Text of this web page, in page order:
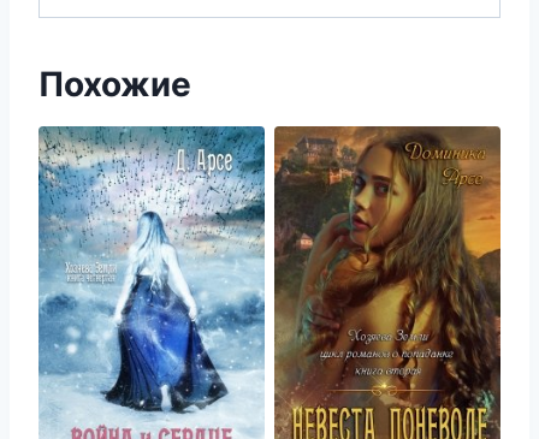
Похожие